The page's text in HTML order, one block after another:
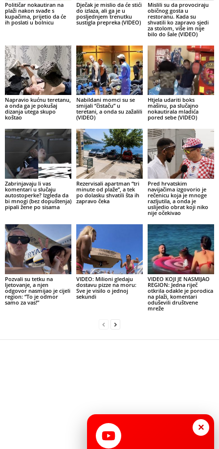
Političar nokautiran na
plaži nakon svađe s
kupačima, prijetio da će
ih poslati u bolnicu
Dječak je mislio da će stići
do izlaza, ali ga je u
posljednjem trenutku
sustigla prepreka (VIDEO)
Mislili su da provociraju
običnog gosta u
restoranu. Kada su
shvatili ko zapravo sjedi
za stolom, više im nije
bilo do šale (VIDEO)
Napravio kućnu teretanu,
a onda ga je pokušaj
dizanja utega skupo
koštao
Nabildani momci su se
smijali “čistaču” u
teretani, a onda su zažalili
(VIDEO)
Htjela udariti boks
mašinu, pa slučajno
nokautirala mladića
pored sebe (VIDEO)
Zabrinjavaju li vas
komentari u slučaju
autostoperke? Izgleda da
bi mnogi (bez dopuštenja)
pipali žene po sisama
Rezervisali apartman “tri
minute od plaže”, a tek
po dolasku shvatili šta ih
zapravo čeka
Pred hrvatskim
navijačima izgovorio je
rečenicu koja je mnoge
razljutila, a onda je
uslijedio obrat koji niko
nije očekivao
Pozvali su tetku na
ljetovanje, a njen
odgovor nasmijao je cijeli
region: “To je odmor
samo za vas!”
VIDEO: Milioni gledaju
dostavu pizze na moru:
Sve je visilo o jednoj
sekundi
VIDEO KOJI JE NASMIJAO
REGION: Jedna riječ
otkrila odakle je porodica
na plaži, komentari
oduševili društvene
mreže
×